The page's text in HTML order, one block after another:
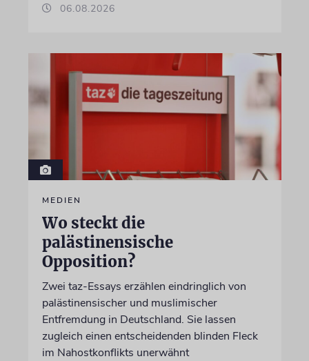
06.08.2026
MEDIEN
Wo steckt die
palästinensische
Opposition?
Zwei taz-Essays erzählen eindringlich von
palästinensischer und muslimischer
Entfremdung in Deutschland. Sie lassen
zugleich einen entscheidenden blinden Fleck
im Nahostkonflikts unerwähnt